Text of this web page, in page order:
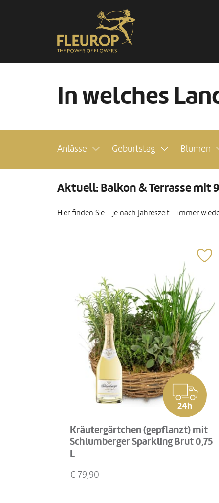
In welches
Anlässe Geburtstag Blumen
Aktuell: Balkon & Terrasse mit
Hier finden Sie – je nach Jahreszeit – immer
24h
Kräutergärtchen (gepflanzt) mit
Schlumberger Sparkling Brut 0,75
L
€ 79,90